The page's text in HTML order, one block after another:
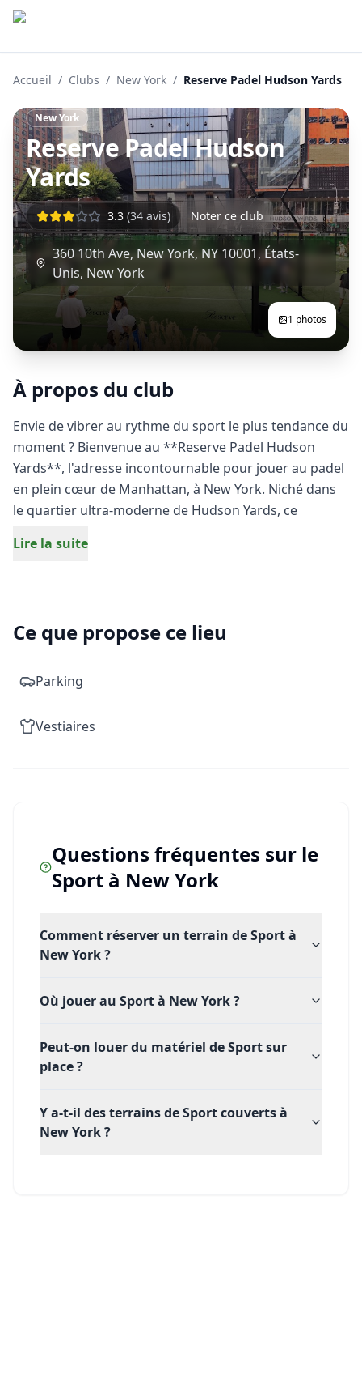
Accueil / Clubs / New York / Reserve Padel Hudson Yards
New York
Reserve Padel Hudson
Yards
3.3 (34 avis) Noter ce club
360 10th Ave, New York, NY 10001, États-
Unis, New York
1 photos
À propos du club
Envie de vibrer au rythme du sport le plus tendance du
moment ? Bienvenue au **Reserve Padel Hudson
Yards**, l'adresse incontournable pour jouer au padel
en plein cœur de Manhattan, à New York. Niché dans
le quartier ultra-moderne de Hudson Yards, ce
de jeu incomparable avec une vue imprenable sur la
sport de raquette dynamique ou un joueur chevronné
haut de gamme de dernière génération vous
communauté de passionnés dynamique et vivez des
terrain. L'adrénaline du padel au sommet de New York
n'attend plus que vous !
Lire la suite
Ce que propose ce lieu
Parking
Vestiaires
Questions fréquentes sur le
Sportà New York
Comment réserver un terrain de Sport à
New York ?
Où jouer au Sport à New York ?
Peut-on louer du matériel de Sport sur
place ?
Y a-t-il des terrains de Sport couverts à
New York ?